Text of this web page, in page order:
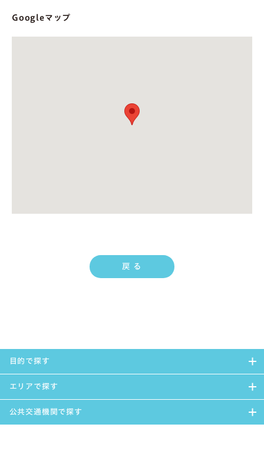
Googleマップ
戻 る
目的で探す
エリアで探す
公共交通機関で探す